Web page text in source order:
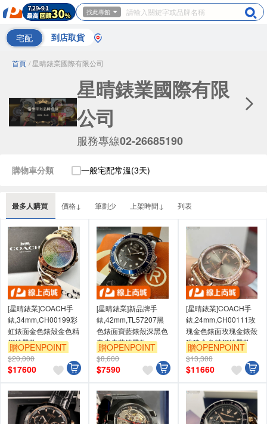
找此專館
宅配 到店取貨
首頁 / 星晴錶業國際有限公司
星晴錶業國際有限
公司
服務專線02-26685190
最多人購買 價格↓ 筆劃少 上架時間↓ 列表
購物車分類 一般宅配常溫(3天)
[星晴錶業]COACH手
錶,34mm,CH00199彩
虹錶面金色錶殼金色精
鋼錶帶款
贈OPENPOINT
$20,000
$17600
[星晴錶業]新品牌手
錶,42mm,TL57207黑
色錶面寶藍錶殼深黑色
真皮皮革錶帶款
贈OPENPOINT
$8,600
$7590
[星晴錶業]COACH手
錶,24mm,CH00111玫
瑰金色錶面玫瑰金錶殼
玫瑰金色精鋼錶帶款
贈OPENPOINT
$13,300
$11660